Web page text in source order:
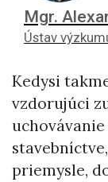
Mgr.
Ústav
Kedysi
vzdorujúci
priemysle,